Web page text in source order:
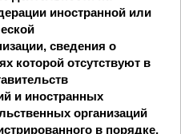
иностранной или
сведения о
которой отсутствуют в
и иностранных
организаций
в порядке,